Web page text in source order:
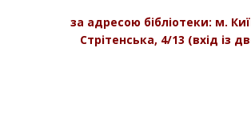
за адресою бібліотеки: м.
Стрітенська, 4/13 (вхід із